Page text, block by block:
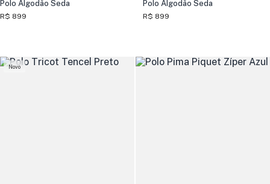
Polo Algodão Seda
R$ 899
Polo Algodão Seda
R$ 899
Novo